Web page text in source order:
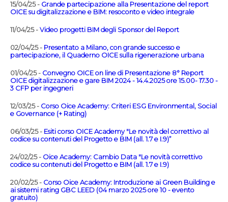
15/04/25 - Grande partecipazione alla Presentazione del report
OICE su digitalizzazione e BIM: resoconto e video integrale
11/04/25 - Video progetti BIM degli Sponsor del Report
02/04/25 - Presentato a Milano, con grande successo e
partecipazione, il Quaderno OICE sulla rigenerazione urbana
01/04/25 - Convegno OICE on line di Presentazione 8° Report
OICE digitalizzazione e gare BIM 2024 - 14.4.2025 ore 15.00- 17.30 -
3 CFP per ingegneri
12/03/25 - Corso Oice Academy: Criteri ESG Environmental, Social
e Governance (+ Rating)
06/03/25 - Esiti corso OICE Academy "Le novità del correttivo al
codice su contenuti del Progetto e BIM (all. 1.7 e I.9)”
24/02/25 - Oice Academy: Cambio Data "Le novità correttivo
codice su contenuti del Progetto e BIM (all. 1.7 e I.9)
20/02/25 - Corso Oice Academy: Introduzione ai Green Building e
ai sistemi rating GBC LEED (04 marzo 2025 ore 10 - evento
gratuito)